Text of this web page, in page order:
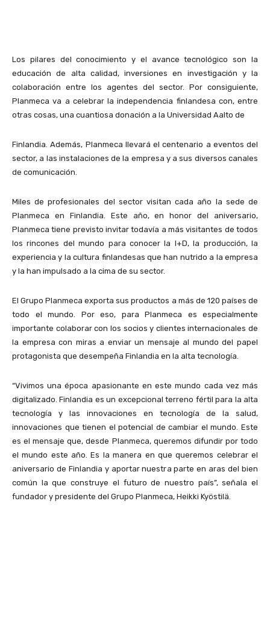
Los pilares del conocimiento y el avance tecnológico son la
educación de alta calidad, inversiones en investigación y la
colaboración entre los agentes del sector. Por consiguiente,
Planmeca va a celebrar la independencia finlandesa con, entre
otras cosas, una cuantiosa donación a la Universidad Aalto de
Finlandia. Además, Planmeca llevará el centenario a eventos del
sector, a las instalaciones de la empresa y a sus diversos canales
de comunicación.
Miles de profesionales del sector visitan cada año la sede de
Planmeca en Finlandia. Este año, en honor del aniversario,
Planmeca tiene previsto invitar todavía a más visitantes de todos
los rincones del mundo para conocer la I+D, la producción, la
experiencia y la cultura finlandesas que han nutrido a la empresa
y la han impulsado a la cima de su sector.
El Grupo Planmeca exporta sus productos a más de 120 países de
todo el mundo. Por eso, para Planmeca es especialmente
importante colaborar con los socios y clientes internacionales de
la empresa con miras a enviar un mensaje al mundo del papel
protagonista que desempeña Finlandia en la alta tecnología.
“Vivimos una época apasionante en este mundo cada vez más
digitalizado. Finlandia es un excepcional terreno fértil para la alta
tecnología y las innovaciones en tecnología de la salud,
innovaciones que tienen el potencial de cambiar el mundo. Este
es el mensaje que, desde Planmeca, queremos difundir por todo
el mundo este año. Es la manera en que queremos celebrar el
aniversario de Finlandia y aportar nuestra parte en aras del bien
común la que construye el futuro de nuestro país”, señala el
fundador y presidente del Grupo Planmeca, Heikki Kyöstilä.